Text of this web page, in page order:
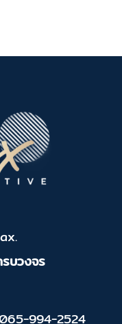
บวงจร
994-2524